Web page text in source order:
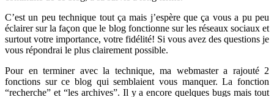
C’est un peu technique tout ça mais j’espère que ça vous a pu peu
éclairer sur la façon que le blog fonctionne sur les réseaux sociaux et
surtout votre importance, votre fidélité! Si vous avez des questions je
vous répondrai le plus clairement possible.
Pour en terminer avec la technique, ma webmaster a rajouté 2
fonctions sur ce blog qui semblaient vous manquer. La fonction
“recherche” et “les archives”. Il y a encore quelques bugs mais tout